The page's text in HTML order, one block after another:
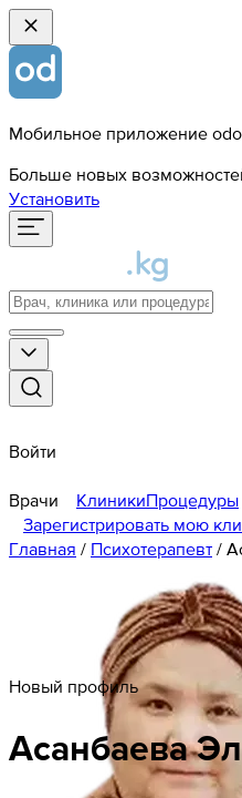
Мобильное приложение
Больше новых
Установить
Войти
Врачи КлиникиПроцедуры
Зарегистрировать мою
Главная / Психотерапевт /
Новый профиль
Асанбаева